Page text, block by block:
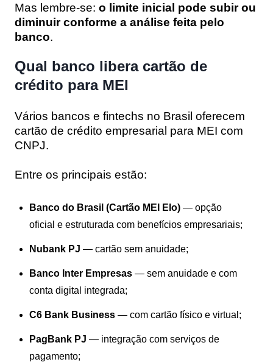
Mas lembre-se: o limite inicial pode subir ou
diminuir conforme a análise feita pelo
banco.
Qual banco libera cartão de
crédito para MEI
Vários bancos e fintechs no Brasil oferecem
cartão de crédito empresarial para MEI com
CNPJ.
Entre os principais estão:
Banco do Brasil (Cartão MEI Elo) — opção
oficial e estruturada com benefícios empresariais;
Nubank PJ — cartão sem anuidade;
Banco Inter Empresas — sem anuidade e com
conta digital integrada;
C6 Bank Business — com cartão físico e virtual;
PagBank PJ — integração com serviços de
pagamento;